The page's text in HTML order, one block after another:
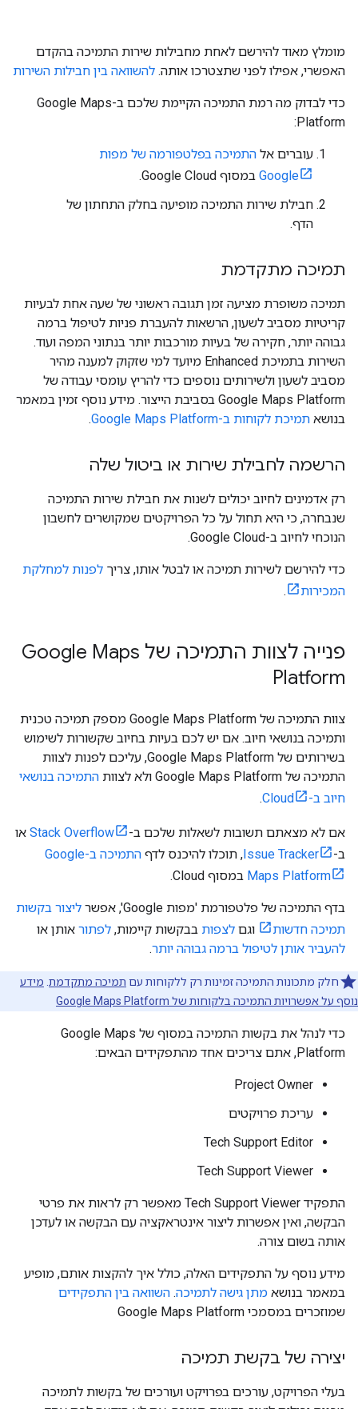
מומלץ מאוד להירשם לאחת מחבילות שירות התמיכה בהקדם
האפשרי, אפילו לפני שתצטרכו אותה. להשוואה בין חבילות השירות
כדי לבדוק מה רמת התמיכה הקיימת שלכם ב-Google Maps
Platform:
עוברים אל התמיכה בפלטפורמה של מפות
Google במסוף Google Cloud.
חבילת שירות התמיכה מופיעה בחלק התחתון של
הדף.
תמיכה מתקדמת
תמיכה משופרת מציעה זמן תגובה ראשוני של שעה אחת לבעיות
קריטיות מסביב לשעון, הרשאות להעברת פניות לטיפול ברמה
גבוהה יותר, חקירה של בעיות מורכבות יותר בנתוני המפה ועוד.
השירות בתמיכת Enhanced מיועד למי שזקוק למענה מהיר
מסביב לשעון ולשירותים נוספים כדי להריץ עומסי עבודה של
Google Maps Platform בסביבת הייצור. מידע נוסף זמין במאמר
בנושא תמיכת לקוחות ב-Google Maps Platform .
הרשמה לחבילת שירות או ביטול שלה
רק אדמינים לחיוב יכולים לשנות את חבילת שירות התמיכה
שנבחרה, כי היא תחול על כל הפרויקטים שמקושרים לחשבון
הנוכחי לחיוב ב-Google Cloud.
כדי להירשם לשירות תמיכה או לבטל אותו, צריך לפנות למחלקת
המכירות
.
פנייה לצוות התמיכה של Google Maps
Platform
צוות התמיכה של Google Maps Platform מספק תמיכה טכנית
ותמיכה בנושאי חיוב. אם יש לכם בעיות בחיוב שקשורות לשימוש
בשירותים של Google Maps Platform, עליכם לפנות לצוות
התמיכה של Google Maps Platform ולא לצוות
התמיכה בנושאי
חיוב ב-Cloud
.
אם לא מצאתם תשובות לשאלות שלכם ב- Stack Overflow או
ב-
Issue Tracker, תוכלו להיכנס לדף
התמיכה ב-Google
Maps Platform במסוף Cloud.
בדף התמיכה של פלטפורמת 'מפות Google', אפשר
ליצור בקשות
תמיכה חדשות
וגם לצפות בבקשות קיימות, לפתור אותן או
להעביר אותן לטיפול ברמה גבוהה יותר.
חלק מתכונות התמיכה זמינות רק ללקוחות עם תמיכה מתקדמת מידע
נוסף על אפשרויות התמיכה בלקוחות של Google Maps Platform
כדי לנהל את בקשות התמיכה במסוף של Google Maps
Platform, אתם צריכים אחד מהתפקידים הבאים:
Project Owner
עריכת פרויקטים
Tech Support Editor
Tech Support Viewer
התפקיד Tech Support Viewer מאפשר רק לראות את פרטי
הבקשה, ואין אפשרות ליצור אינטראקציה עם הבקשה או לעדכן
אותה בשום צורה.
מידע נוסף על התפקידים האלה, כולל איך להקצות אותם, מופיע
במאמר בנושא מתן גישה לתמיכה. השוואה בין התפקידים
שמוזכרים במסמכי Google Maps Platform
יצירה של בקשת תמיכה
בעלי הפרויקט, עורכים בפרויקט ועורכים של בקשות לתמיכה